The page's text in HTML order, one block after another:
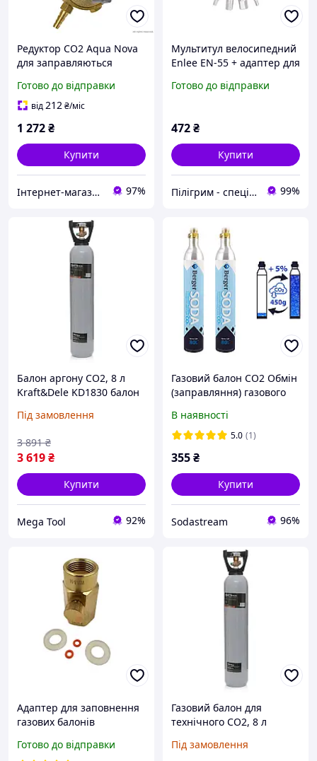
Редуктор CO2 Aqua Nova
для заправляються
(CO2REG1)
Готово до відправки
від212₴/міс
1 272₴
Купити
Інтернет-магазин акваріумістики "Катран" 97%
Мультитул велосипедний
Enlee EN-55 + адаптер для
інструментів)
Готово до відправки
472₴
Купити
Пілігрим - спеціалізований веломагазин 99%
Балон аргону CO2, 8 л
Kraft&Dele KD1830 балон
зварювання
Під замовлення
3 619₴
3 891 ₴
Купити
Mega Tool 92%
Газовий балон CO2 Обмін
(заправляння) газового
Sodastream, Grohe Blue,
Berger 425г.
В наявності
5.0 (1)
355₴
Купити
Sodastream 96%
Адаптер для заповнення
газових балонів
і розлив напоїв удома,
Готово до відправки
Газовий балон для
технічного CO2, 8 л
газовий
Під замовлення